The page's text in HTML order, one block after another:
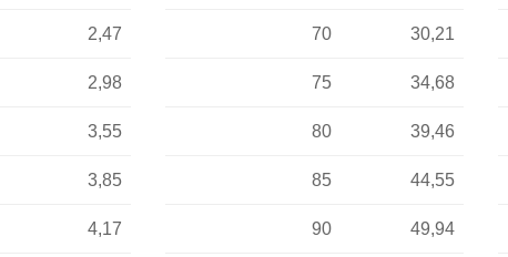
2,47
2,98
3,55
3,85
4,17
70 30,21
75 34,68
80 39,46
85 44,55
90 49,94